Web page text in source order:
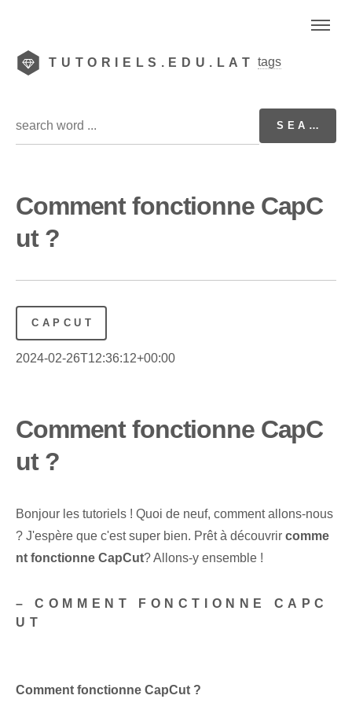
TUTORIELS.EDU.LAT tags
Comment fonctionne CapC
ut ?
CAPCUT
2024-02-26T12:36:12+00:00
Comment fonctionne CapC
ut ?
Bonjour les tutoriels ! Quoi de neuf‌, comment⁤ allons-nous
?‌ J'espère que c'est super bien. Prêt à découvrir comme
nt fonctionne CapCut? Allons-y ensemble !
– COMMENT FONCTIONNE CAPC
UT
Comment fonctionne CapCut ?